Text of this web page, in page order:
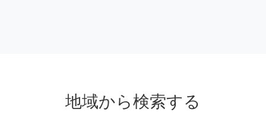
地域から検索する